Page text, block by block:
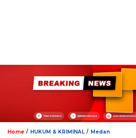
Home / HUKUM & KRIMINAL / Medan